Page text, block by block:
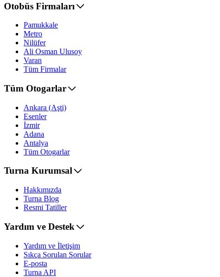
Otobüs Firmaları
Pamukkale
Metro
Nilüfer
Ali Osman Ulusoy
Varan
Tüm Firmalar
Tüm Otogarlar
Ankara (Aşti)
Esenler
İzmir
Adana
Antalya
Tüm Otogarlar
Turna Kurumsal
Hakkımızda
Turna Blog
Resmi Tatiller
Yardım ve Destek
Yardım ve İletişim
Sıkça Sorulan Sorular
E-posta
Turna API